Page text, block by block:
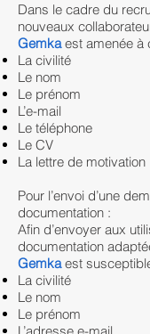
Dans le cadre du
nouveaux
Gemkaest amenée à
La civilité
Le nom
Le prénom
L’e-mail
Le téléphone
Le CV
La lettre de motivation
Pour l’envoi d’une
documentation :
Afin d’envoyer aux
documentation
Gemkaest
La civilité
Le nom
Le prénom